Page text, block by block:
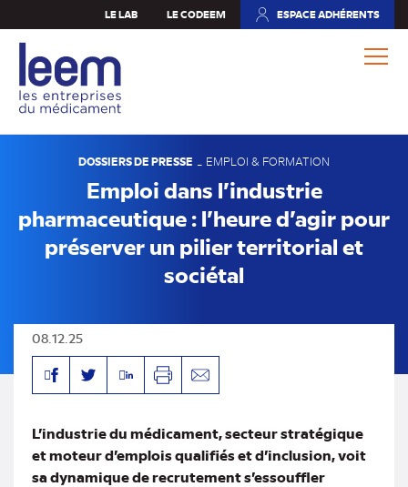
au
contenu
principal
LE LAB LE CODEEM ESPACE ADHÉRENTS
(NOUVEL
DOSSIERS DE PRESSE - EMPLOI & FORMATION
Emploi dans l’industrie
pharmaceutique : l’heure d’agir pour
préserver un pilier territorial et
sociétal
08.12.25
FacebookTwitterLinkedinImprimerEnvoyer
L’industrie du médicament, secteur stratégique
et moteur d’emplois qualifiés et d’inclusion, voit
sa dynamique de recrutement s’essouffler